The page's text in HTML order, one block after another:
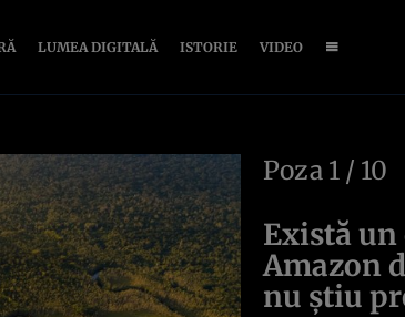
LUMEA DIGITALĂ ISTORIE VIDEO
Poza 1 / 10
Există un
Amazon
nu știu